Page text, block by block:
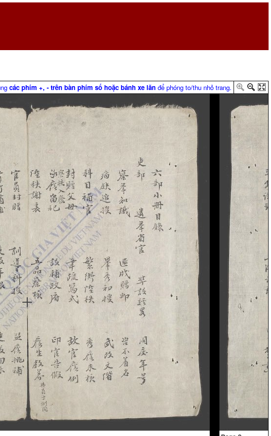
các phím +, - trên bàn phím số hoặc bánh xe lăn để phóng to/thu nhỏ trang.